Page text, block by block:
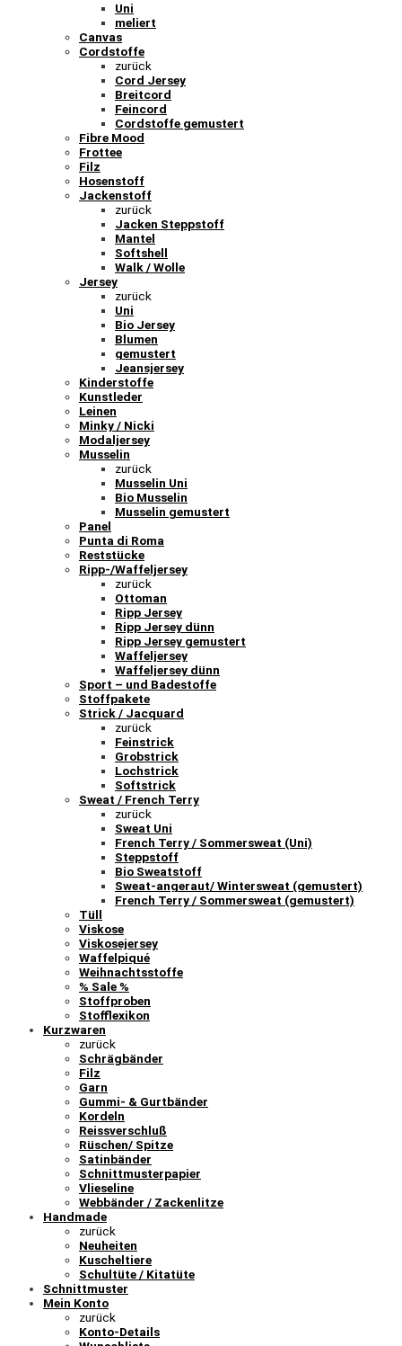
Uni
meliert
Canvas
Cordstoffe
zurück
Cord Jersey
Breitcord
Feincord
Cordstoffe gemustert
Fibre Mood
Frottee
Filz
Hosenstoff
Jackenstoff
zurück
Jacken Steppstoff
Mantel
Softshell
Walk / Wolle
Jersey
zurück
Uni
Bio Jersey
Blumen
gemustert
Jeansjersey
Kinderstoffe
Kunstleder
Leinen
Minky / Nicki
Modaljersey
Musselin
zurück
Musselin Uni
Bio Musselin
Musselin gemustert
Panel
Punta di Roma
Reststücke
Ripp-/Waffeljersey
zurück
Ottoman
Ripp Jersey
Ripp Jersey dünn
Ripp Jersey gemustert
Waffeljersey
Waffeljersey dünn
Sport – und Badestoffe
Stoffpakete
Strick / Jacquard
zurück
Feinstrick
Grobstrick
Lochstrick
Softstrick
Sweat / French Terry
zurück
Sweat Uni
French Terry / Sommersweat (Uni)
Steppstoff
Bio Sweatstoff
Sweat-angeraut/ Wintersweat (gemustert)
French Terry / Sommersweat (gemustert)
Tüll
Viskose
Viskosejersey
Waffelpiqué
Weihnachtsstoffe
% Sale %
Stoffproben
Stofflexikon
Kurzwaren
zurück
Schrägbänder
Filz
Garn
Gummi- & Gurtbänder
Kordeln
Reissverschluß
Rüschen/ Spitze
Satinbänder
Schnittmusterpapier
Vlieseline
Webbänder / Zackenlitze
Handmade
zurück
Neuheiten
Kuscheltiere
Schultüte / Kitatüte
Schnittmuster
Mein Konto
zurück
Konto-Details